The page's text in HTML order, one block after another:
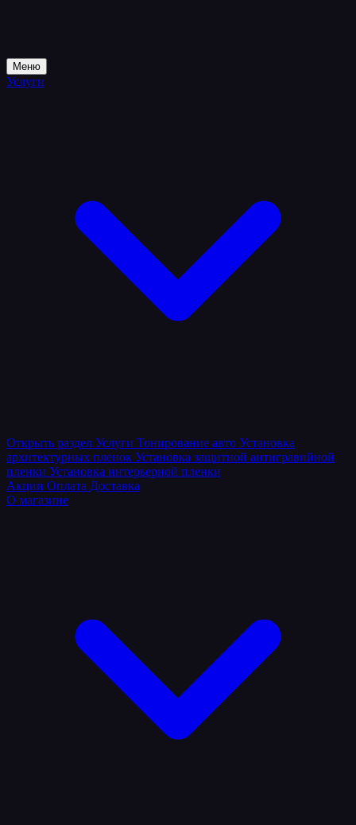
Меню
Услуги
Открыть раздел Услуги Тонирование авто Установка
архитектурных пленок Установка защитной антигравийной
пленки Установка интерьерной пленки
Акции Оплата Доставка
О магазине